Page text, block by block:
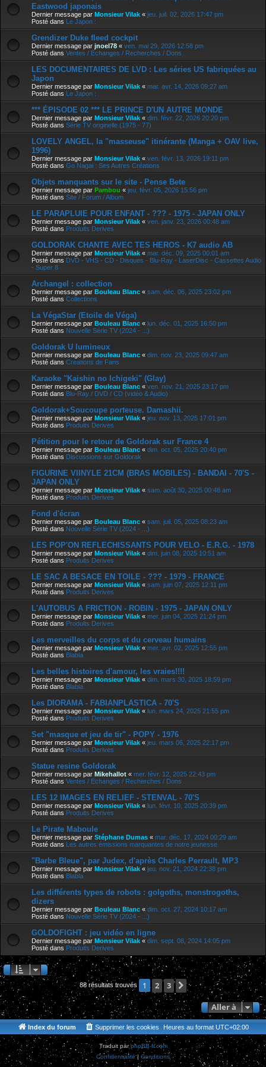
Eastwood japonais
Dernier message par Monsieur Vilak « jeu. juil. 02, 2026 17:47 pm
Posté dans Le Japon :
Grendizer Duke fleed cockpit
Dernier message par jnoel78 « ven. mai 29, 2026 12:58 pm
Posté dans Ventes / Echanges / Recherches / Dons
LES DOCUMENTAIRES DE LVD : Les séries US fabriquées au
Japon
Dernier message par Monsieur Vilak « mar. avr. 14, 2026 09:27 am
Posté dans Le Japon :
*** ÉPISODE 02 *** LE PRINCE D'UN AUTRE MONDE
Dernier message par Monsieur Vilak « dim. févr. 22, 2026 20:20 pm
Posté dans Série TV originelle (1975 - 77)
LOVELY ANGEL, la "masseuse" itinérante (Manga + OAV live,
1996)
Dernier message par Monsieur Vilak « ven. févr. 13, 2026 19:11 pm
Posté dans Go Nagai : Ses Autres Créations
Objets manquants sur le site - Pense Bete
Dernier message par Pambou « jeu. févr. 05, 2026 15:56 pm
Posté dans Site / Forum / Album
LE PARAPLUIE POUR ENFANT - ??? - 1975 - JAPAN ONLY
Dernier message par Monsieur Vilak « ven. janv. 23, 2026 00:48 am
Posté dans Produits Derives
GOLDORAK CHANTE AVEC TES HEROS - K7 audio AB
Dernier message par Monsieur Vilak « mar. déc. 09, 2025 00:01 am
Posté dans DVD - VHS - CD - Disques - Blu-Ray - LaserDisc - Cassettes Audio
- Super 8
Archangel : collection
Dernier message par Bouleau Blanc « sam. déc. 06, 2025 23:02 pm
Posté dans Collections
La VégaStar (Etoile de Véga)
Dernier message par Bouleau Blanc « lun. déc. 01, 2025 16:50 pm
Posté dans Nouvelle Série TV (2024 - ...)
Goldorak U lumineux
Dernier message par Bouleau Blanc « dim. nov. 23, 2025 09:47 am
Posté dans Creations de Fans
Karaoke "Kaishin no Ichigeki" (Glay)
Dernier message par Bouleau Blanc « ven. nov. 21, 2025 23:17 pm
Posté dans Blu-Ray / DVD / CD (vidéo & Audio)
Goldorak+Soucoupe porteuse. Damashii.
Dernier message par Monsieur Vilak « jeu. nov. 13, 2025 17:01 pm
Posté dans Produits Derives
Pétition pour le retour de Goldorak sur France 4
Dernier message par Bouleau Blanc « dim. oct. 05, 2025 20:40 pm
Posté dans Discussions sur Goldorak
FIGURINE VIINYLE 21CM (BRAS MOBILES) - BANDAI - 70'S -
JAPAN ONLY
Dernier message par Monsieur Vilak « sam. août 30, 2025 00:48 am
Posté dans Produits Derives
Fond d'écran
Dernier message par Bouleau Blanc « sam. juil. 05, 2025 08:23 am
Posté dans Nouvelle Série TV (2024 - ...)
LES POP'ON REFLECHISSANTS POUR VELO - E.R.G. - 1978
Dernier message par Monsieur Vilak « dim. juin 08, 2025 10:51 am
Posté dans Produits Derives
LE SAC A BESACE EN TOILE - ??? - 1979 - FRANCE
Dernier message par Monsieur Vilak « sam. juin 07, 2025 12:11 pm
Posté dans Produits Derives
L'AUTOBUS A FRICTION - ROBIN - 1975 - JAPAN ONLY
Dernier message par Monsieur Vilak « mer. juin 04, 2025 21:24 pm
Posté dans Produits Derives
Les merveilles du corps et du cerveau humains
Dernier message par Monsieur Vilak « mer. avr. 02, 2025 12:55 pm
Posté dans Blabla
Les belles histoires d'amour, les vraies!!!!
Dernier message par Monsieur Vilak « dim. mars 30, 2025 18:59 pm
Posté dans Blabla
Les DIORAMA - FABIANPLASTICA - 70'S
Dernier message par Monsieur Vilak « lun. mars 24, 2025 21:55 pm
Posté dans Produits Derives
Set "masque et jeu de tir" - POPY - 1976
Dernier message par Monsieur Vilak « jeu. mars 06, 2025 22:17 pm
Posté dans Produits Derives
Statue resine Goldorak
Dernier message par Mikehallot « mer. févr. 12, 2025 22:43 pm
Posté dans Ventes / Echanges / Recherches / Dons
LES 12 IMAGES EN RELIEF - STENVAL - 70'S
Dernier message par Monsieur Vilak « lun. févr. 10, 2025 20:39 pm
Posté dans Produits Derives
Le Pirate Maboule
Dernier message par Stéphane Dumas « mar. déc. 17, 2024 00:29 am
Posté dans Les autres émissions marquantes de notre jeunesse
"Barbe Bleue", par Judex, d'après Charles Perrault, MP3
Dernier message par Monsieur Vilak « jeu. nov. 21, 2024 22:38 pm
Posté dans Blabla
Les différents types de robots : golgoths, monstrogoths,
dizers
Dernier message par Bouleau Blanc « dim. oct. 27, 2024 10:17 am
Posté dans Nouvelle Série TV (2024 - ...)
GOLDOFIGHT : jeu vidéo en ligne
Dernier message par Monsieur Vilak « dim. sept. 08, 2024 14:05 pm
Posté dans Produits Derives
88 résultats trouvés 1 2 3
Suivante
Aller à
Index du forum Heures au format UTC+02:00
Supprimer les cookies
Traduit parphpBB-fr.com
Confidentialité| Conditions